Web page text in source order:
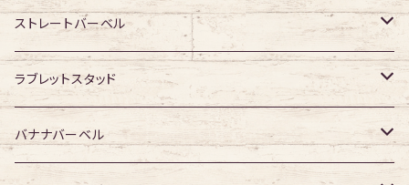
316Lサージカルステンレス
ジュエル無し
ジュエル有り
サージカルチタン
ジュエル無し
アクリル・その他
ストレートバーベル
316Lサージカルステンレス
ジュエル無し
サージカルチタン
ラブレットスタッド
316Lサージカルステンレス
バナナバーベル